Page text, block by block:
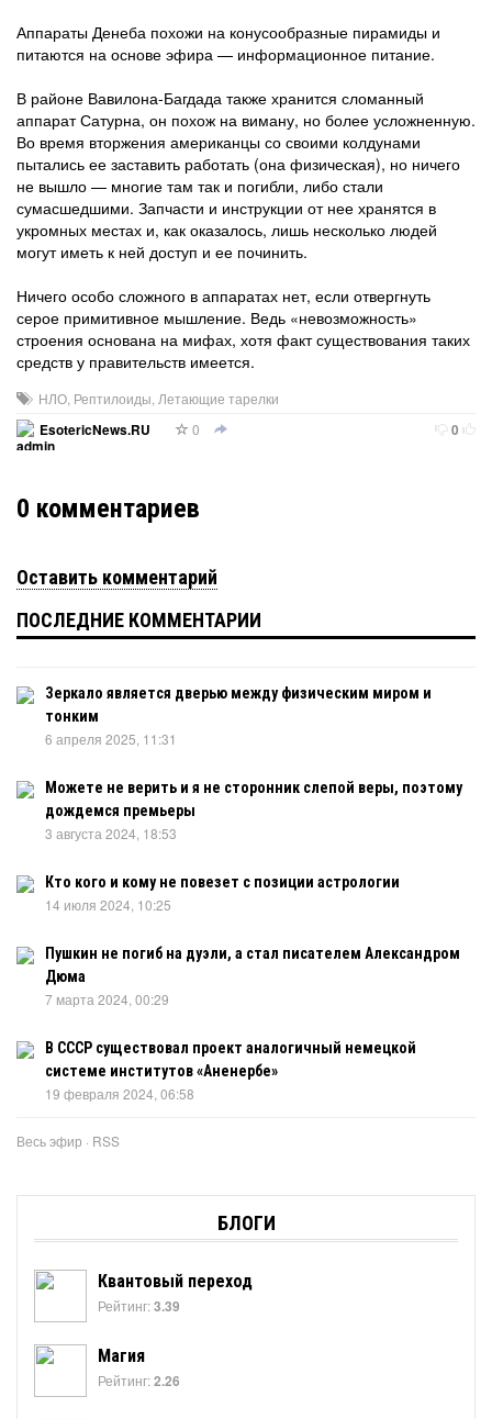
Аппараты Денеба похожи на конусообразные пирамиды и
питаются на основе эфира — информационное питание.
В районе Вавилона-Багдада также хранится сломанный
аппарат Сатурна, он похож на виману, но более усложненную.
Во время вторжения американцы со своими колдунами
пытались ее заставить работать (она физическая), но ничего
не вышло — многие там так и погибли, либо стали
сумасшедшими. Запчасти и инструкции от нее хранятся в
укромных местах и, как оказалось, лишь несколько людей
могут иметь к ней доступ и ее починить.
Ничего особо сложного в аппаратах нет, если отвергнуть
серое примитивное мышление. Ведь «невозможность»
строения основана на мифах, хотя факт существования таких
средств у правительств имеется.
НЛО, Рептилоиды Летающие тарелки
EsotericNews.RU
0 0
0 комментариев
Оставить комментарий
ПОСЛЕДНИЕ КОММЕНТАРИИ
Зеркало является дверью между физическим миром и
тонким
6 апреля 2025, 11:31
Можете не верить и я не сторонник слепой веры, поэтому
дождемся премьеры
3 августа 2024, 18:53
Кто кого и кому не повезет с позиции астрологии
14 июля 2024, 10:25
Пушкин не погиб на дуэли, а стал писателем Александром
Дюма
7 марта 2024, 00:29
В СССР существовал проект аналогичный немецкой
системе институтов «Аненербе»
19 февраля 2024, 06:58
Весь эфир · RSS
БЛОГИ
Квантовый переход
Рейтинг:3.39
Магия
Рейтинг:2.26